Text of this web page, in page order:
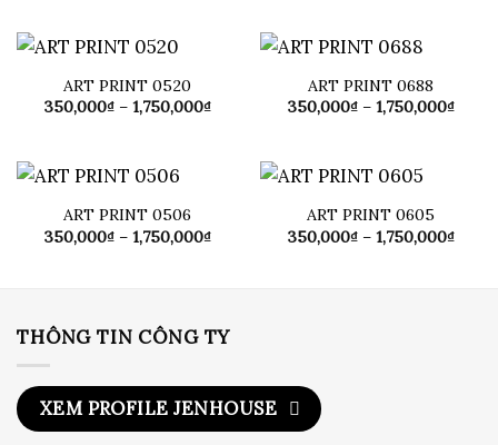
1,750,000₫
ART PRINT 0520
350,000₫ – 1,750,000₫Khoảng
1,750,000₫
ART PRINT 0688
350,000₫ – 1,750,000₫
ART PRINT 0506
350,000₫ – 1,750,000₫Khoảng
ART PRINT 0605
350,000₫ – 1,750,000₫
THÔNG TIN CÔNG TY
XEM PROFILE JENHOUSE